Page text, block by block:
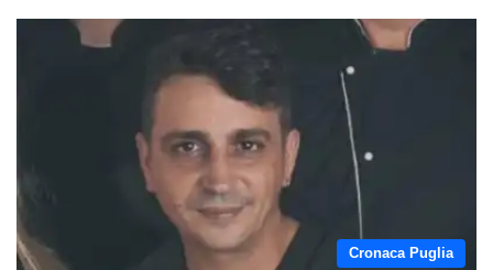
Cronaca Puglia